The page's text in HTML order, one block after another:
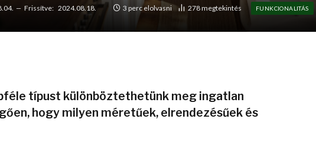
Frissítve: 2024.08.18. 3 perc elolvasni 278megtekintés FUNKCIONALITÁS
típust különböztethetünk meg ingatlan
hogy milyen méretűek, elrendezésűek és